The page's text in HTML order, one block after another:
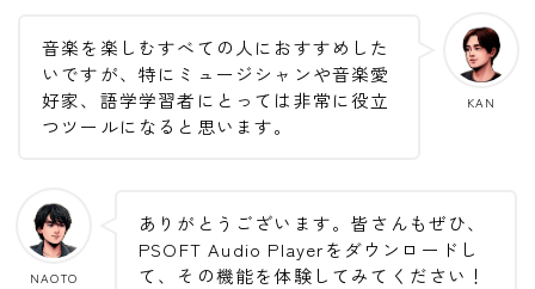
KAN
音楽を楽しむすべての人におすすめした
いですが、特にミュージシャンや音楽愛
好家、語学学習者にとっては非常に役立
つツールになると思います。
NAOTO
ありがとうございます。皆さんもぜひ、
PSOFT Audio Playerをダウンロードし
て、その機能を体験してみてください！